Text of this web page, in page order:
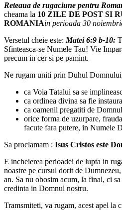
Reteaua de rugaciune pentru
cheama la 10 ZILE DE POST SI
ROMANIAin perioada 30
Versetul cheie este: Matei 6:9 b-10:
Sfinteasca-se Numele Tau! Vie
precum in cer si pe pamint.
Ne rugam uniti prin Duhul
ca Voia Tatalui sa se
ca ordinea divina sa fie
ca oamenii pregatiti de
orice forma de uzurpare,
facute fara putere, in Numele
Sa proclamam : Isus Cristos este
E incheierea perioadei de lupta in
noastre pe cursul dorit de
an. Sa nu obosim acum, la final, ci
credinta in Domnul nostru.
Tramsmiteti, va rugam, acest apel